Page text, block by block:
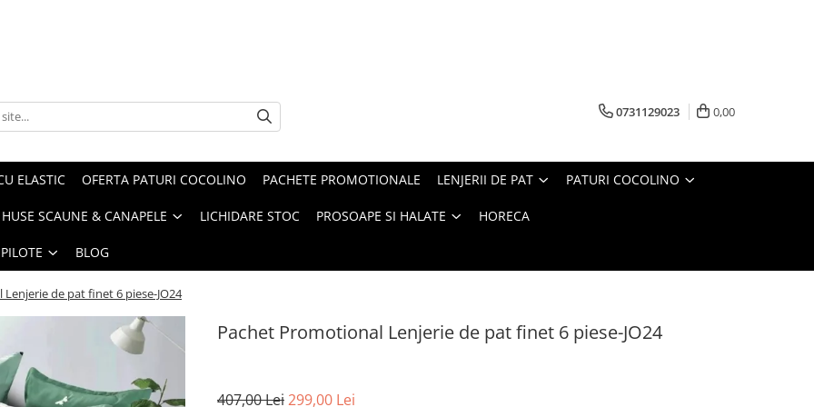
0731129023 0,00
ELASTIC OFERTA PATURI COCOLINO PACHETE PROMOTIONALE LENJERII DE PAT PATURI COCOLINO
HUSE SCAUNE & CANAPELE LICHIDARE STOC PROSOAPE SI HALATE HORECA
BLOG
de pat finet 6 piese-JO24
Pachet Promotional Lenjerie de pat finet 6 piese-JO24
407,00 Lei299,00 Lei